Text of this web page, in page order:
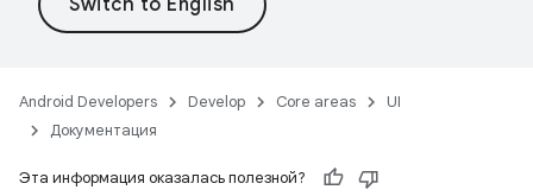
Android Developers Develop Core areas
UI
Документация
Эта информация оказалась полезной?